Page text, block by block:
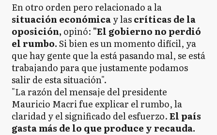
En otro orden pero relacionado a la
situación económicay lascríticas de la
oposición, opinó: "El gobierno no perdió
el rumbo.Si bien es un momento difícil, ya
que hay gente que la está pasando mal, se está
trabajando para que justamente podamos
salir de esta situación".
"La razón del mensaje del presidente
Mauricio Macri fue explicar el rumbo, la
claridad y el significado del esfuerzo.El país
gasta más de lo que produce y recauda.